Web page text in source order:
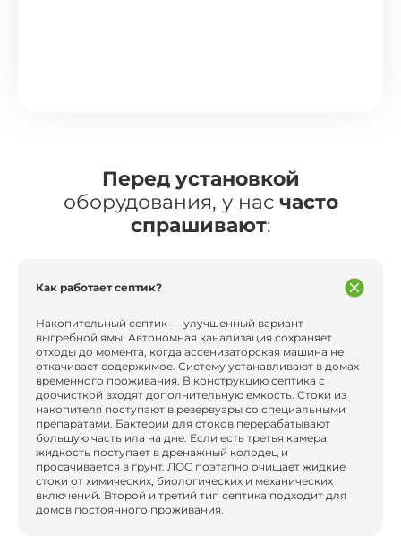
Перед установкой
оборудования, у нас часто
спрашивают:
Как работает септик?
Накопительный септик — улучшенный вариант
выгребной ямы. Автономная канализация сохраняет
отходы до момента, когда ассенизаторская машина не
откачивает содержимое. Систему устанавливают в домах
временного проживания. В конструкцию септика с
доочисткой входят дополнительную емкость. Стоки из
накопителя поступают в резервуары со специальными
препаратами. Бактерии для стоков перерабатывают
большую часть ила на дне. Если есть третья камера,
жидкость поступает в дренажный колодец и
просачивается в грунт. ЛОС поэтапно очищает жидкие
стоки от химических, биологических и механических
включений. Второй и третий тип септика подходит для
домов постоянного проживания.